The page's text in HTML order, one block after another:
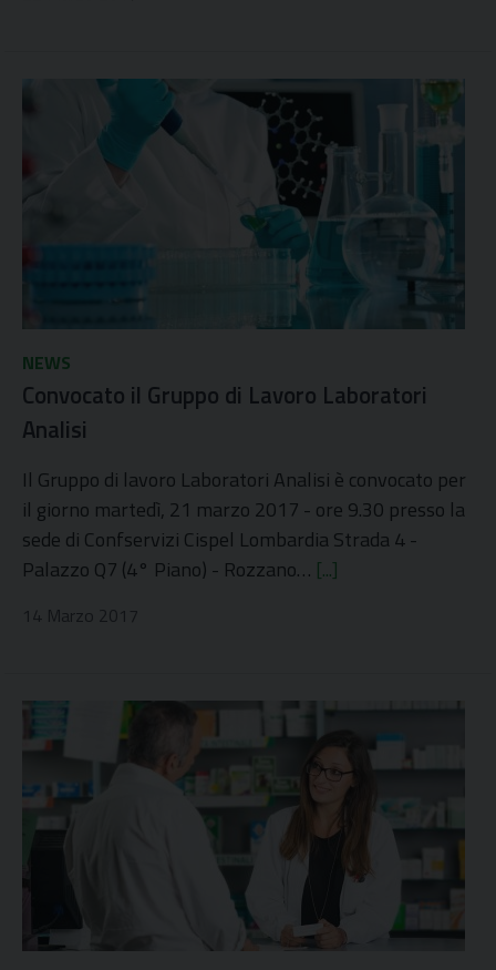
NEWS
Convocato il Gruppo di Lavoro Laboratori
Analisi
Il Gruppo di lavoro Laboratori Analisi è convocato per
il giorno martedì, 21 marzo 2017 - ore 9.30 presso la
sede di Confservizi Cispel Lombardia Strada 4 -
Palazzo Q7 (4° Piano) - Rozzano… [...]
14 Marzo 2017